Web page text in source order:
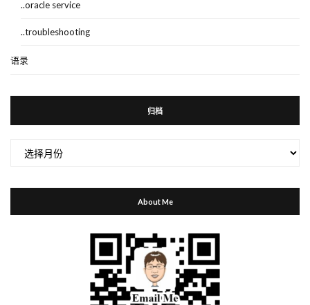
..oracle service
..troubleshooting
语录
归档
About Me